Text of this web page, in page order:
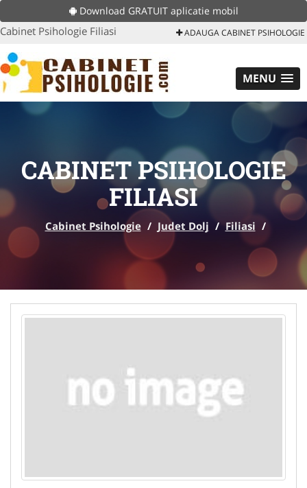
Download GRATUIT aplicatie mobil
Cabinet Psihologie Filiasi ADAUGA CABINET PSIHOLOGIE
MENU
CABINET PSIHOLOGIE
FILIASI
Cabinet Psihologie / Judet Dolj / Filiasi /